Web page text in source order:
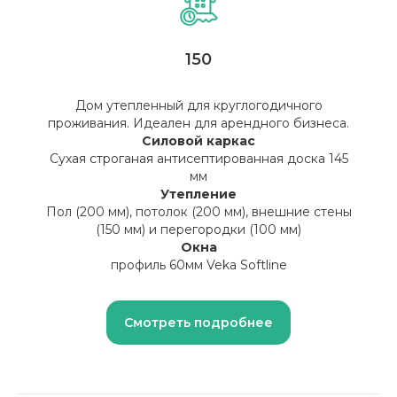
150
Дом утепленный для круглогодичного
проживания. Идеален для арендного бизнеса.
Силовой каркас
Сухая строганая антисептированная доска 145
мм
Утепление
Пол (200 мм), потолок (200 мм), внешние стены
(150 мм) и перегородки (100 мм)
Окна
профиль 60мм Veka Softline
Смотреть подробнее
Оставить заявку